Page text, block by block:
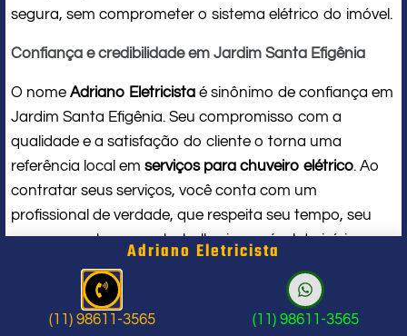
segura, sem comprometer o sistema elétrico do imóvel.
Confiança e credibilidade em Jardim Santa Efigênia
O nome Adriano Eletricista é sinônimo de confiança em
Jardim Santa Efigênia. Seu compromisso com a
qualidade e a satisfação do cliente o torna uma
referência local em serviços para chuveiro elétrico. Ao
contratar seus serviços, você conta com um
profissional de verdade, que respeita seu tempo, seu
espaço e entrega um trabalho impecável do início ao
Problema com chuveiro: sinais que
Adriano Eletricista
(11) 98611-3565 (11) 98611-3565